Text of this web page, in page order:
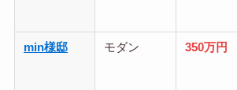
min様邸 モダン 350万円